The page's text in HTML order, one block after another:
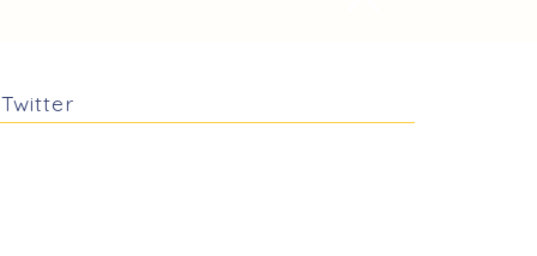
Twitter